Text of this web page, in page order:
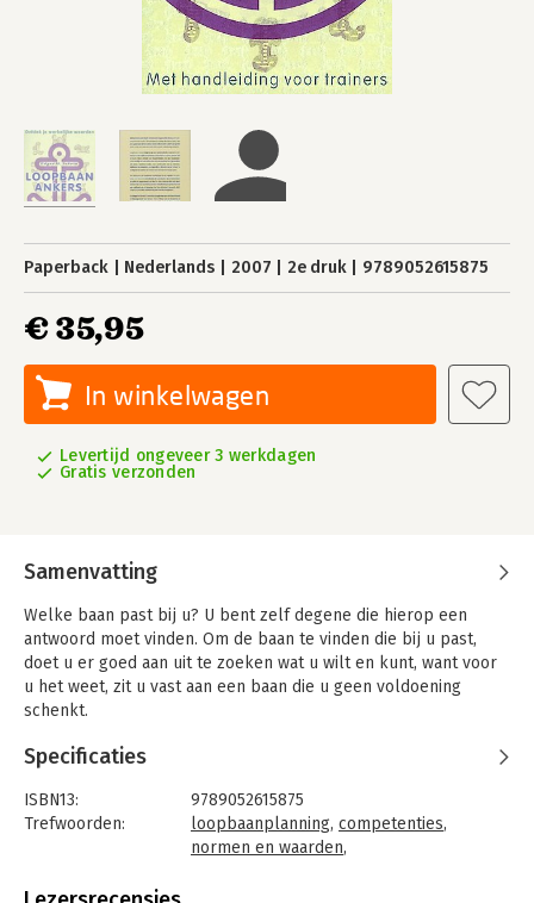
Paperback Nederlands 2007 2e druk 9789052615875
€ 35,95
In winkelwagen
Levertijd ongeveer 3 werkdagen
Gratis verzonden
Samenvatting
Welke baan past bij u? U bent zelf degene die hierop een
antwoord moet vinden. Om de baan te vinden die bij u past,
doet u er goed aan uit te zoeken wat u wilt en kunt, want voor
u het weet, zit u vast aan een baan die u geen voldoening
schenkt.
'Loopbaan-ankers' helpt u op een systematisch manier te
ontdekken over welke kwaliteiten u beschikt en wat u ermee
wilt en kunt. Door middel van hulpmiddelen als een
loopbaanoriëntatielijst en een interview met een partner komt
u erachter wat uw loopbaan-anker, een combinatie van uw
'Anker' is nodig bij het zoeken en vinden van de baan die bij u
Specificaties
ISBN13:
9789052615875
Trefwoorden:
loopbaanplanning, competenties,
normen en waarden,
Taal: